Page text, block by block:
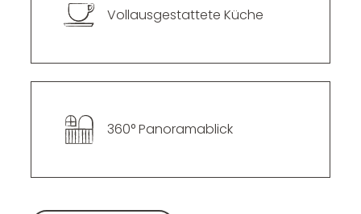
--Vollausgestattete Küche
360° Panoramablick